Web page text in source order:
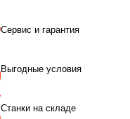
Сервис и гарантия
Выгодные условия
Станки на складе